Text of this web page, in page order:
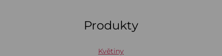
Produkty
Květiny